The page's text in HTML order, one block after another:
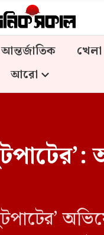
আন্তর্জাতিক খেলা
আরো